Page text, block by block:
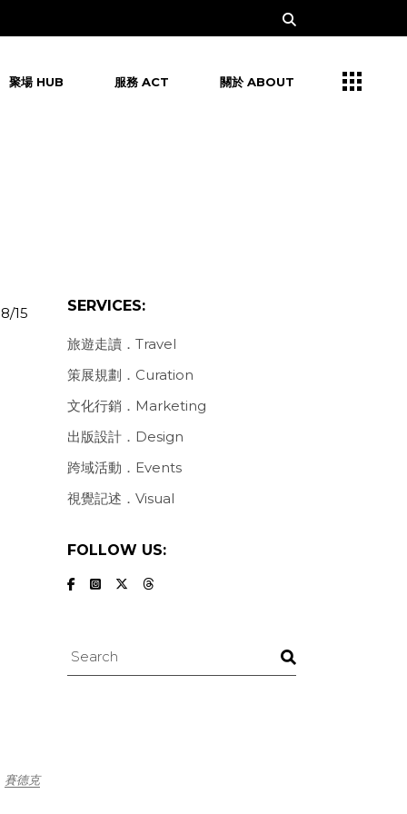
聚場 HUB 服務 ACT 關於 ABOUT
15
賽德克
SERVICES:
旅遊走讀．Travel
策展規劃．Curation
文化行銷．Marketing
出版設計．Design
跨域活動．Events
視覺記述．Visual
FOLLOW US:
Search